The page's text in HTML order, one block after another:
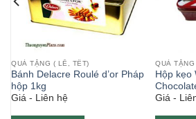
QUÀ TẶNG ( LỄ, TẾT)
Bánh Delacre Roulé d’or Pháp
hộp 1kg
Giá - Liên hệ
QUÀ
Hộp kẹo
Giá -